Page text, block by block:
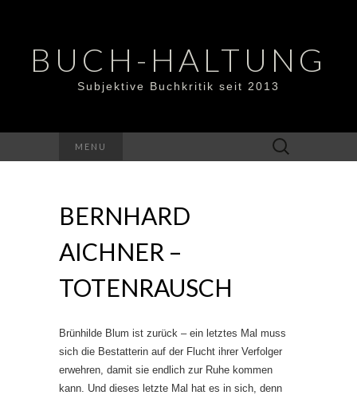
BUCH-HALTUNG
Subjektive Buchkritik seit 2013
MENU
Suchen
nach:
BERNHARD
AICHNER –
TOTENRAUSCH
Brünhilde Blum ist zurück – ein letztes Mal muss
sich die Bestatterin auf der Flucht ihrer Verfolger
erwehren, damit sie endlich zur Ruhe kommen
kann. Und dieses letzte Mal hat es in sich, denn